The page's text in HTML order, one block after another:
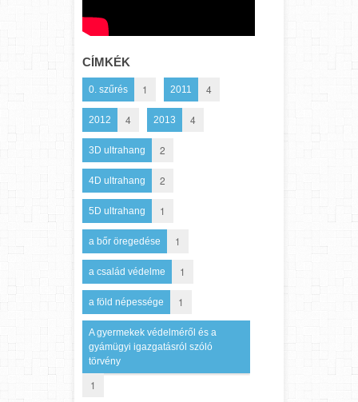
CÍMKÉK
0. szűrés 1 2011 4
2012 4 2013 4
3D ultrahang 2
4D ultrahang 2
5D ultrahang 1
a bőr öregedése 1
a család védelme 1
a föld népessége 1
A gyermekek védelméről és a
gyámügyi igazgatásról szóló
törvény
1